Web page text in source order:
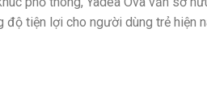
độ tiện lợi cho người dùng trẻ hiện